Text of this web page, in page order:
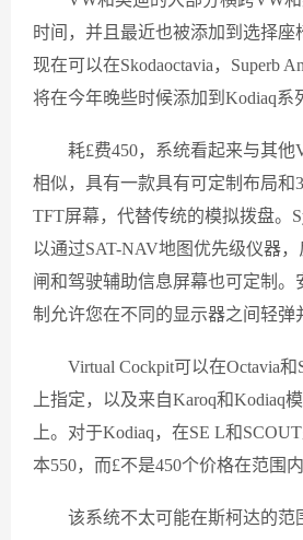
时间，并且最近也被添加到选择座
现在可以在Skodaoctavia，Superb
将在今年晚些时候添加到Kodiaq系
耗£费450，系统看起来与其
相似，具有一款具有可定制布局和
TFT屏幕，代替传统的模拟拨盘。
以通过SAT-NAV地图优先级仪器
闸和驾驶辅助信息屏幕也可定制。
制允许您在不同的显示器之间轻弹
Virtual Cockpit可以在Octavia和
上指定，以及来自Karoq和Kodiaq
上。对于Kodiaq，在SE L和
本550，而£不是450个价格在范围内
该系统不太可能在斯柯达的范